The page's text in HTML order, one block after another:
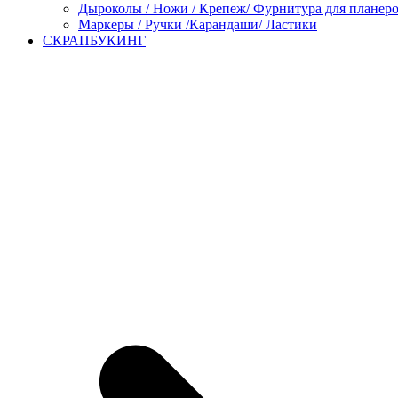
Дыроколы / Ножи / Крепеж/ Фурнитура для
Маркеры / Ручки /Карандаши/ Ластики
СКРАПБУКИНГ